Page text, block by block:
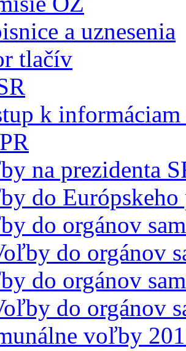
a uznesenia
tlačív
k
na prezidenta
do Európskeho
do orgánov
do orgánov
do orgánov
do orgánov
voľby